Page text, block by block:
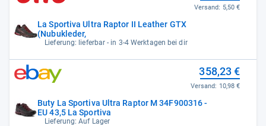
La Sportiva Ultra Raptor II Leather GTX
(Nubukleder,
Lieferung: lieferbar - in 3-4 Werktagen bei dir
Versand: 5,50 €
Buty La Sportiva Ultra Raptor M 34F900316 -
EU 43,5 La Sportiva
Lieferung: Auf Lager
358,23 €
Versand: 10,98 €